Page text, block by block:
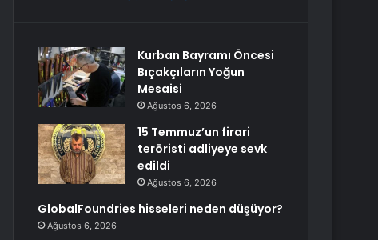
Kurban Bayramı Öncesi
Bıçakçıların Yoğun
Mesaisi
Ağustos 6, 2026
15 Temmuz’un firari
teröristi adliyeye sevk
edildi
Ağustos 6, 2026
GlobalFoundries hisseleri neden düşüyor?
Ağustos 6, 2026